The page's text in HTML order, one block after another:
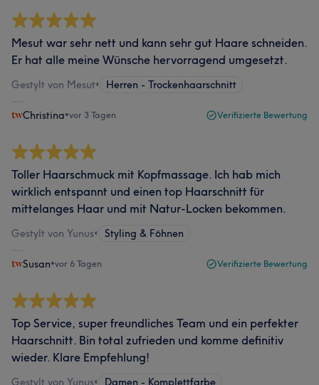
Mesut war sehr nett und kann sehr gut Haare schneiden.
Er hat alle meine Wünsche hervorragend umgesetzt.
Gestylt von Mesut• Herren - Trockenhaarschnitt
Christina•vor 3 Tagen Verifizierte Bewertung
Toller Haarschmuck mit Kopfmassage. Ich hab mich
wirklich entspannt und einen top Haarschnitt für
mittelanges Haar und mit Natur-Locken bekommen.
Gestylt von Yunus• Styling & Föhnen
Susan•vor 6 Tagen Verifizierte Bewertung
Top Service, super freundliches Team und ein perfekter
Haarschnitt. Bin total zufrieden und komme definitiv
wieder. Klare Empfehlung!
Gestylt von Yunus• Damen - Komplettfarbe